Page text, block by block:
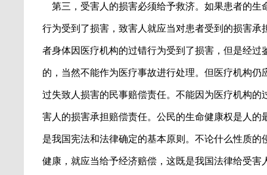
第三，受害人的损害必须给予救济。如果患者的生
行为受到了损害，致害人就应当对患者受到的损害承
者身体因医疗机构的过错行为受到了损害，但是经过
的，当然不能作为医疗事故进行处理。但医疗机构
过失致人损害的民事赔偿责任。不能因为医疗机构的
害人的损害承担赔偿责任。公民的生命健康权是人的
是我国宪法和法律确定的基本原则。不论什么性质
健康，就应当给予经济赔偿，这既是我国法律给受害